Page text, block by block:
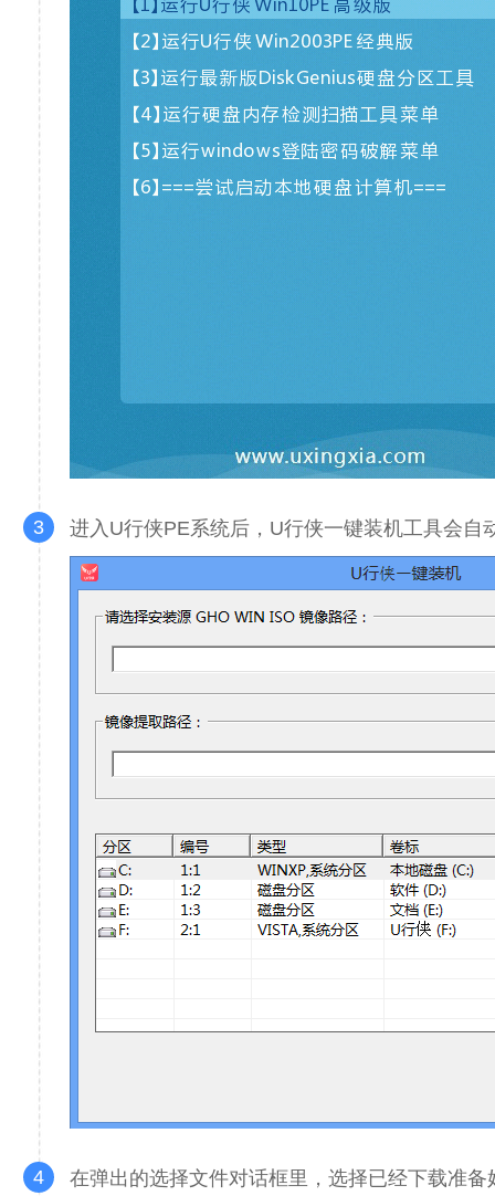
3 进入U行侠PE系统后，U行侠一键装机工具会自
4
在弹出的选择文件对话框里，选择已经下载准